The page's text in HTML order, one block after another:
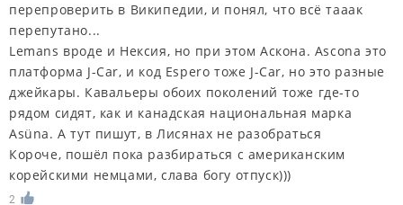
перепроверить в Википедии, и понял, что всё тааак
перепутано...
Lemans вроде и Нексия, но при этом Аскона. Ascona это
платформа J-Car, и код Espero тоже J-Car, но это разные
джейкары. Кавальеры обоих поколений тоже где-то
рядом сидят, как и канадская национальная марка
Asüna. А тут пишут, в Лисянах не разобраться
Короче, пошёл пока разбираться с американским
корейскими немцами, слава богу отпуск)))
2